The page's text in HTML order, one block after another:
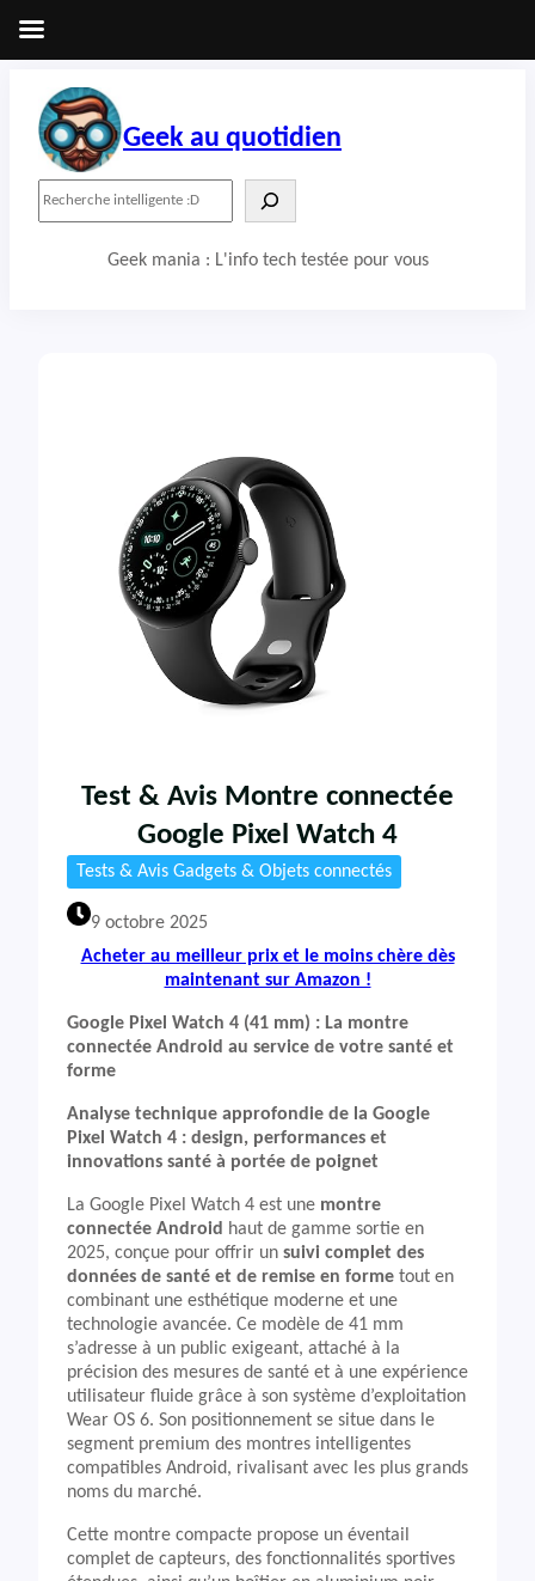
contenu
Geek au quotidien
Geek mania : L'info tech testée pour vous
Test & Avis Montre connectée
Google Pixel Watch 4
Tests & Avis Gadgets & Objets connectés
9 octobre 2025
Acheter au meilleur prix et le moins chère dès
maintenant sur Amazon !
Google Pixel Watch 4 (41 mm) : La montre
connectée Android au service de votre santé et
forme
Analyse technique approfondie de la Google
Pixel Watch 4 : design, performances et
innovations santé à portée de poignet
La Google Pixel Watch 4 est une montre
connectée Android haut de gamme sortie en
2025, conçue pour offrir un suivi complet des
données de santé et de remise en forme tout en
combinant une esthétique moderne et une
technologie avancée. Ce modèle de 41 mm
s’adresse à un public exigeant, attaché à la
précision des mesures de santé et à une expérience
utilisateur fluide grâce à son système d’exploitation
Wear OS 6. Son positionnement se situe dans le
segment premium des montres intelligentes
compatibles Android, rivalisant avec les plus grands
noms du marché.
Cette montre compacte propose un éventail
complet de capteurs, des fonctionnalités sportives